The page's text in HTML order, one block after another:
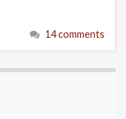
14 comments